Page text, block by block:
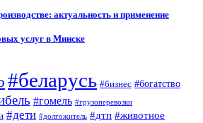
актуальность и применение
услуг в Минске
#беларусь #бизнес #богатство
#гомель #грузоперевозки
#дети #долгожитель #дтп #животное